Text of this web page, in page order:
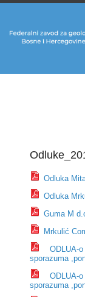
Odluka
Odluka
Guma M
Mrkulić
ODLUA-
sporazuma
ODLUA-
sporazuma